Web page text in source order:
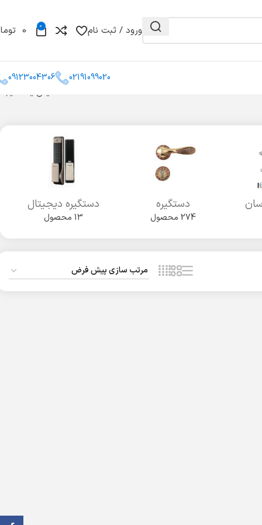
ورود / ثبت نام 0
0
02191099020
09123004306
نمایش یک نتیجه
دستگیره
274 محصول
دستگیره دیجیتال
13 محصول